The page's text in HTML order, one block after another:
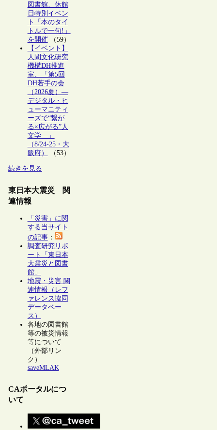
図書館、休館
日特別イベン
ト「本のタイ
トルで一句!」
を開催（59）
【イベント】
人間文化研究
機構DH推進
室、「第5回
DH若手の会
（2026夏）―
デジタル・ヒ
ューマニティ
ーズで“繋が
る×広がる”人
文学―」
（8/24-25・大
阪府）
（53）
続きを見る
東日本大震災 関
連情報
「災害」に関
する当サイト
の記事：
調査研究リポ
ート「東日本
大震災と図書
館」
地震・災害 関
連情報（レフ
ァレンス協同
データベー
ス）
各地の図書館
等の被災情報
等について
（外部リン
ク）
saveMLAK
CAポータルにつ
いて